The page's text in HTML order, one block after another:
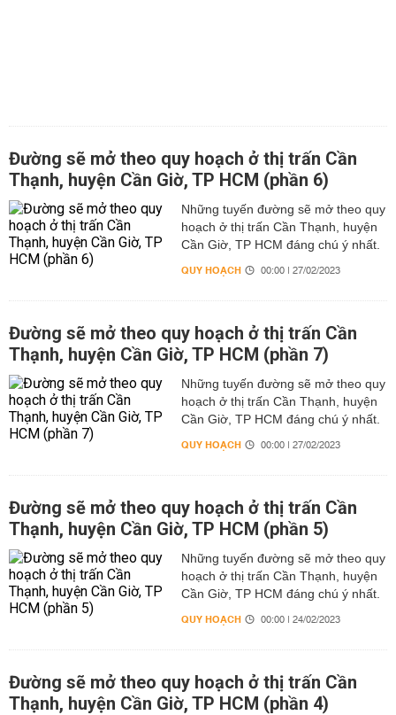
Đường sẽ mở theo quy hoạch ở thị trấn Cần
Thạnh, huyện Cần Giờ, TP HCM (phần 6)
Những tuyến đường sẽ mở theo quy
hoạch ở thị trấn Cần Thạnh, huyện
Cần Giờ, TP HCM đáng chú ý nhất.
QUY HOẠCH 00:00 | 27/02/2023
Đường sẽ mở theo quy hoạch ở thị trấn Cần
Thạnh, huyện Cần Giờ, TP HCM (phần 7)
Những tuyến đường sẽ mở theo quy
hoạch ở thị trấn Cần Thạnh, huyện
Cần Giờ, TP HCM đáng chú ý nhất.
QUY HOẠCH 00:00 | 27/02/2023
Đường sẽ mở theo quy hoạch ở thị trấn Cần
Thạnh, huyện Cần Giờ, TP HCM (phần 5)
Những tuyến đường sẽ mở theo quy
hoạch ở thị trấn Cần Thạnh, huyện
Cần Giờ, TP HCM đáng chú ý nhất.
QUY HOẠCH 00:00 | 24/02/2023
Đường sẽ mở theo quy hoạch ở thị trấn Cần
Thạnh, huyện Cần Giờ, TP HCM (phần 4)